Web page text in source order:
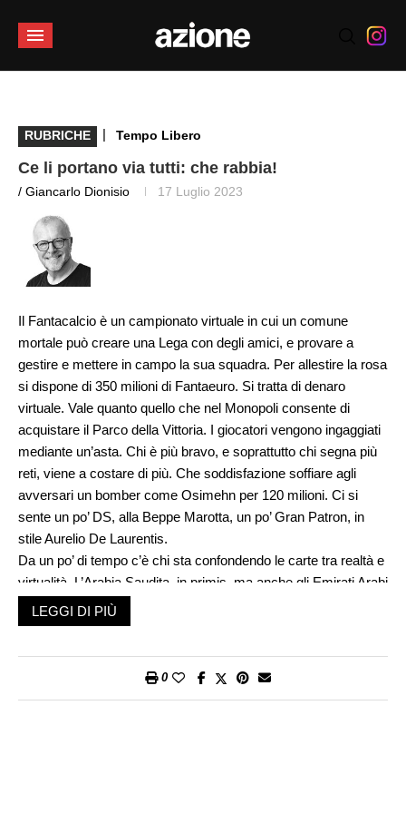
RUBRICHE | Tempo Libero
Ce li portano via tutti: che rabbia!
/ Giancarlo Dionisio 17 Luglio 2023
Il Fantacalcio è un campionato virtuale in cui un comune
mortale può creare una Lega con degli amici, e provare a
gestire e mettere in campo la sua squadra. Per allestire la rosa
si dispone di 350 milioni di Fantaeuro. Si tratta di denaro
virtuale. Vale quanto quello che nel Monopoli consente di
acquistare il Parco della Vittoria. I giocatori vengono ingaggiati
mediante un’asta. Chi è più bravo, e soprattutto chi segna più
reti, viene a costare di più. Che soddisfazione soffiare agli
avversari un bomber come Osimehn per 120 milioni. Ci si
sente un po’ DS, alla Beppe Marotta, un po’ Gran Patron, in
stile Aurelio De Laurentis.
Da un po’ di tempo c’è chi sta confondendo le carte tra realtà e
virtualità. L’Arabia Saudita, in primis, ma anche gli Emirati Arabi
Uniti, non scherzano. Stanno facendo le spese al mercato
senza porsi alcun limite. Al punto che la mezz’ala dell’Inter
una proposta di ingaggio da 20 milioni di euro l’anno, rilanciare
LEGGI DI PIÙ
0